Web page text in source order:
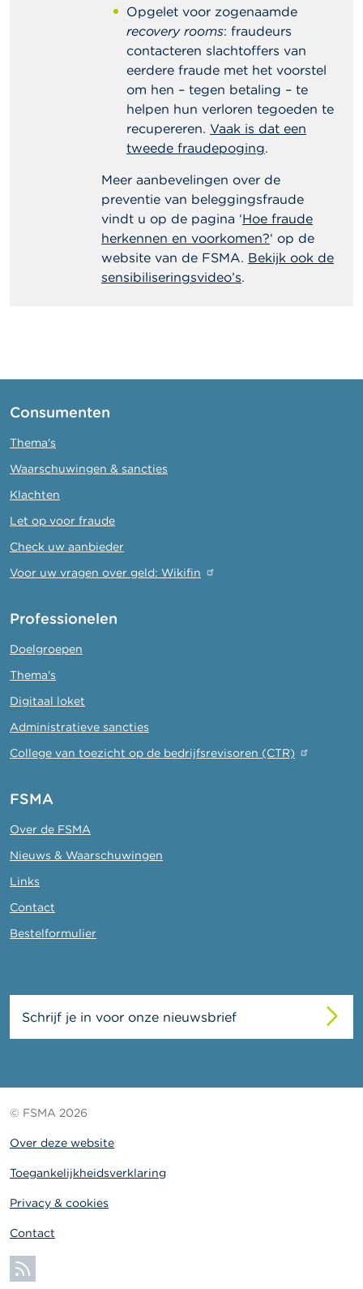
Opgelet voor zogenaamde
recovery rooms: fraudeurs
contacteren slachtoffers van
eerdere fraude met het voorstel
om hen – tegen betaling – te
helpen hun verloren tegoeden te
recupereren. Vaak is dat een
tweede fraudepoging.
Meer aanbevelingen over de
preventie van beleggingsfraude
vindt u op de pagina ‘Hoe fraude
herkennen en voorkomen?‘ op de
website van de FSMA. Bekijk ook de
sensibiliseringsvideo’s.
Consumenten
Thema's
Waarschuwingen & sancties
Klachten
Let op voor fraude
Check uw aanbieder
Voor uw vragen over geld: Wikifin
Professionelen
Doelgroepen
Thema's
Digitaal loket
Administratieve sancties
College van toezicht op de bedrijfsrevisoren (CTR)
FSMA
Over de FSMA
Nieuws & Waarschuwingen
Links
Contact
Bestelformulier
Schrijf je in voor onze nieuwsbrief
© FSMA 2026
Over deze website
Toegankelijkheidsverklaring
Privacy & cookies
Contact
Abonneer